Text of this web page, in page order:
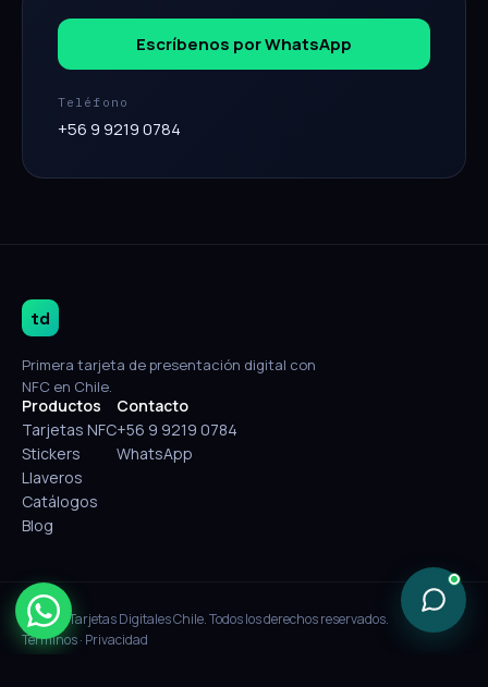
Escríbenos por WhatsApp
Teléfono
+56 9 9219 0784
td
Primera tarjeta de presentación digital con
NFC en Chile.
Productos
Tarjetas NFC
Stickers
Llaveros
Catálogos
Blog
Contacto
+56 9 9219 0784
WhatsApp
© 2026 Tarjetas Digitales Chile. Todos los derechos reservados.
Términos· Privacidad